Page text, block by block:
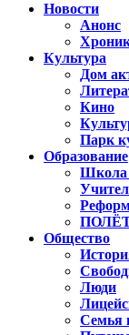
Новости
Анонс
Культура
Дом
Кино
Парк
Образование
Школа
ПОЛЁТ
Общество
Люди
Семья